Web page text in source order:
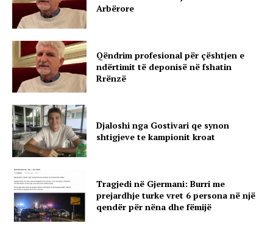
Arbërore
Qëndrim profesional për çështjen e
ndërtimit të deponisë në fshatin
Rrënzë
Djaloshi nga Gostivari qe synon
shtigjeve te kampionit kroat
Tragjedi në Gjermani: Burri me
prejardhje turke vret 6 persona në një
qendër për nëna dhe fëmijë